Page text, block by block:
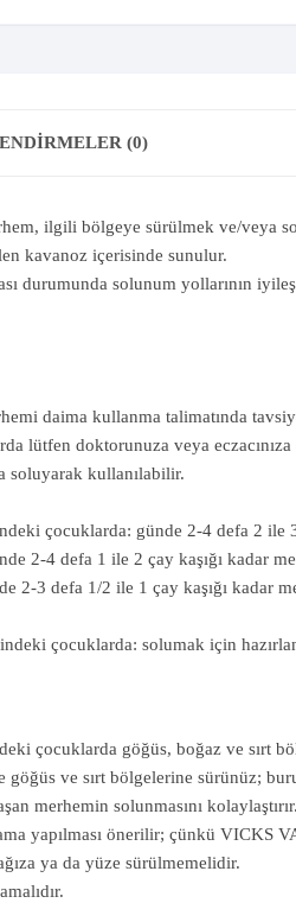
(0)
ilgili bölgeye sürülmek ve/veya
kavanoz içerisinde sunulur.
durumunda solunum yollarının
daima kullanma talimatında
lütfen doktorunuza veya eczacınıza
soluyarak kullanılabilir.
çocuklarda: günde 2-4 defa 2 ile
2-4 defa 1 ile 2 çay kaşığı kadar
2-3 defa 1/2 ile 1 çay kaşığı kadar
çocuklarda: solumak için
çocuklarda göğüs, boğaz ve sırt
göğüs ve sırt bölgelerine sürünüz;
merhemin solunmasını kolaylaştırır.
yapılması önerilir; çünkü VICKS
ya da yüze sürülmemelidir.